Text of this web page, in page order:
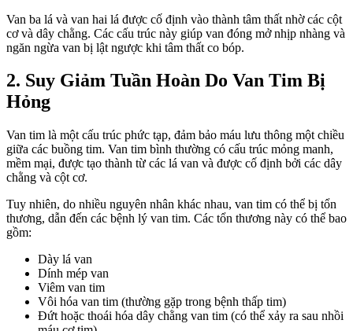
Van ba lá và van hai lá được cố định vào thành tâm thất nhờ các cột
cơ và dây chằng. Các cấu trúc này giúp van đóng mở nhịp nhàng và
ngăn ngừa van bị lật ngược khi tâm thất co bóp.
2. Suy Giảm Tuần Hoàn Do Van Tim Bị
Hỏng
Van tim là một cấu trúc phức tạp, đảm bảo máu lưu thông một chiều
giữa các buồng tim. Van tim bình thường có cấu trúc mỏng manh,
mềm mại, được tạo thành từ các lá van và được cố định bởi các dây
chằng và cột cơ.
Tuy nhiên, do nhiều nguyên nhân khác nhau, van tim có thể bị tổn
thương, dẫn đến các bệnh lý van tim. Các tổn thương này có thể bao
gồm:
Dày lá van
Dính mép van
Viêm van tim
Vôi hóa van tim (thường gặp trong bệnh thấp tim)
Đứt hoặc thoái hóa dây chằng van tim (có thể xảy ra sau nhồi